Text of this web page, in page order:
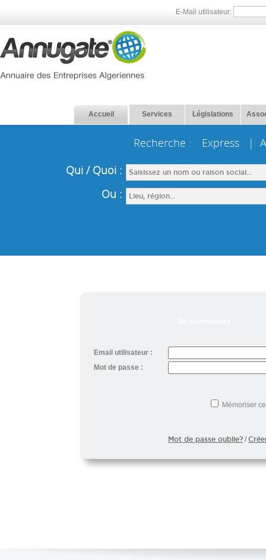
E-Mail utilisateur:
Accueil Services Législations
Email utilisateur :
Mot de passe :
Mémoriser
Mot de passe oublie? /